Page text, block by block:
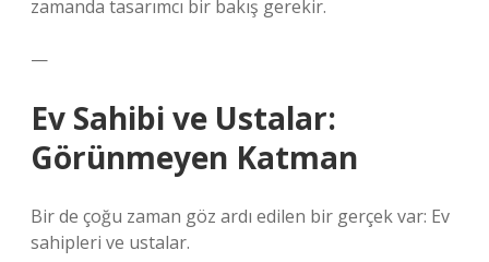
zamanda tasarımcı bir bakış gerekir.
—
Ev Sahibi ve Ustalar:
Görünmeyen Katman
Bir de çoğu zaman göz ardı edilen bir gerçek var: Ev
sahipleri ve ustalar.